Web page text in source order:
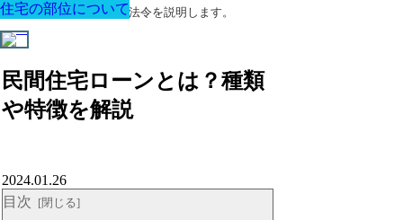
建築に関する用語と関連法令を説明します。
民間住宅ローンとは？種類
や特徴を解説
住宅の部位について
2024.01.26
目次
住宅の部位について
住宅の部位について
住宅の部位について
住宅の部位について
住宅の部位について
住宅の部位について